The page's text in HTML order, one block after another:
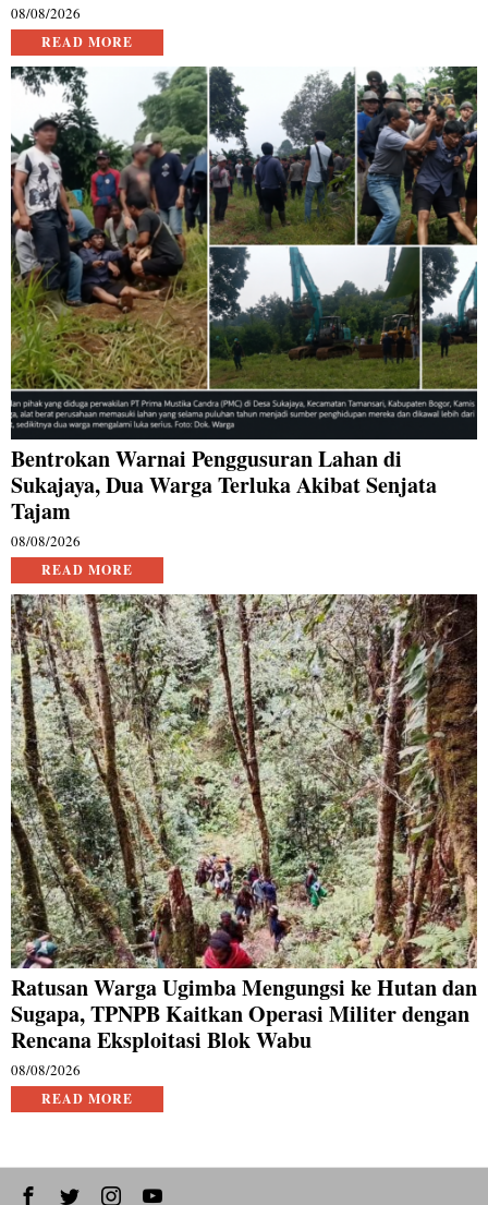
08/08/2026
READ MORE
Bentrokan Warnai Penggusuran Lahan di
Sukajaya, Dua Warga Terluka Akibat Senjata
Tajam
08/08/2026
READ MORE
Ratusan Warga Ugimba Mengungsi ke Hutan dan
Sugapa, TPNPB Kaitkan Operasi Militer dengan
Rencana Eksploitasi Blok Wabu
08/08/2026
READ MORE